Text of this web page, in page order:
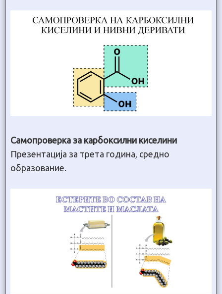
Самопроверка за карбоксилни киселини
Презентација за трета година, средно
образование.